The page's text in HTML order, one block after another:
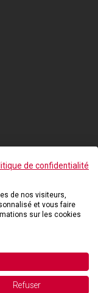
S'INSCRIRE
j'accepte le traitement de
de confidentialité.
by
de confidentialité
de nos visiteurs,
et vous faire
sur les cookies
Refuser